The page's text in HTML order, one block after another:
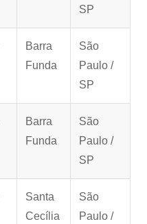
SP
Barra
Funda
São
Paulo /
SP
Barra
Funda
São
Paulo /
SP
Santa
Cecília
São
Paulo /